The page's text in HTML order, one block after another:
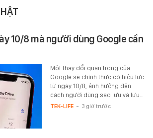
10/8 mà người dùng Google cần
Một thay đổi quan trọng của
Google sẽ chính thức có hiệu lực
từ ngày 10/8, ảnh hưởng đến
cách người dùng sao lưu và lưu…
TEK-LIFE - 3 giờ trước